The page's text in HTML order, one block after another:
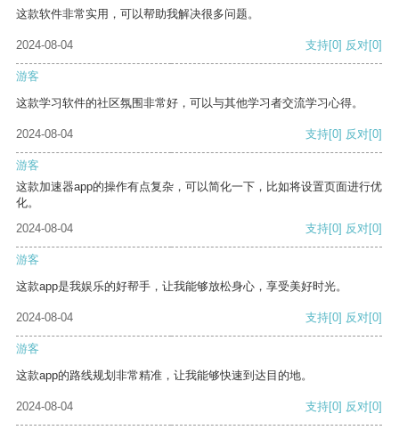
这款软件非常实用，可以帮助我解决很多问题。
2024-08-04 支持[0] 反对[0]
游客
这款学习软件的社区氛围非常好，可以与其他学习者交流学习心得。
2024-08-04 支持[0] 反对[0]
游客
这款加速器app的操作有点复杂，可以简化一下，比如将设置页面进行优
化。
2024-08-04
支持[0] 反对[0]
游客
这款app是我娱乐的好帮手，让我能够放松身心，享受美好时光。
2024-08-04 支持[0] 反对[0]
游客
这款app的路线规划非常精准，让我能够快速到达目的地。
2024-08-04 支持[0] 反对[0]